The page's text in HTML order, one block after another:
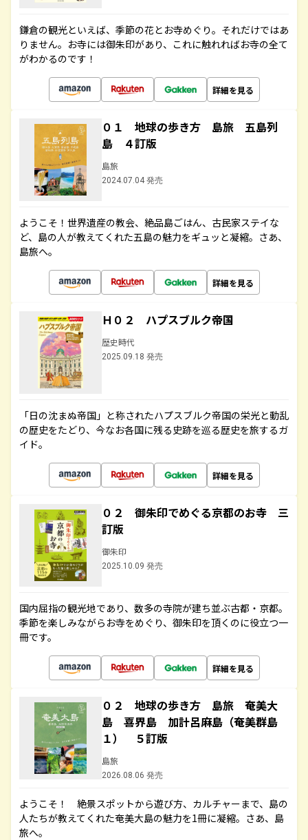
鎌倉の観光といえば、季節の花とお寺めぐり。それだけではあ
りません。お寺には御朱印があり、これに触れればお寺の全て
がわかるのです！
詳細を見る
０１ 地球の歩き方 島旅 五島列
島 ４訂版
島旅
2024.07.04 発売
ようこそ！世界遺産の教会、絶品島ごはん、古民家ステイな
ど、島の人が教えてくれた五島の魅力をギュッと凝縮。さあ、
島旅へ。
詳細を見る
Ｈ０２ ハプスブルク帝国
歴史時代
2025.09.18 発売
「日の沈まぬ帝国」と称されたハプスブルク帝国の栄光と動乱
の歴史をたどり、今なお各国に残る史跡を巡る歴史を旅するガ
イド。
詳細を見る
０２ 御朱印でめぐる京都のお寺 三
訂版
御朱印
2025.10.09 発売
国内屈指の観光地であり、数多の寺院が建ち並ぶ古都・京都。
季節を楽しみながらお寺をめぐり、御朱印を頂くのに役立つ一
冊です。
詳細を見る
０２ 地球の歩き方 島旅 奄美大
島 喜界島 加計呂麻島（奄美群島
１） ５訂版
島旅
2026.08.06 発売
ようこそ！ 絶景スポットから遊び方、カルチャーまで、島の
人たちが教えてくれた奄美大島の魅力を1冊に凝縮。さあ、島
旅へ。